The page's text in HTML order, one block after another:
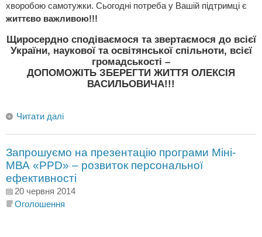
хворобою самотужки. Сьогодні потреба у Вашій підтримці є
життєво важливою!!!
Щиросердно сподіваємося та звертаємося до всієї
України, наукової та освітянської спільноти, всієї
громадськості –
ДОПОМОЖІТЬ ЗБЕРЕГТИ ЖИТТЯ ОЛЕКСІЯ
ВАСИЛЬОВИЧА!!!
Читати далі
Запрошуємо на презентацію програми Міні-
МВА «PPD» – розвиток персональної
ефективності
20 червня 2014
Оголошення